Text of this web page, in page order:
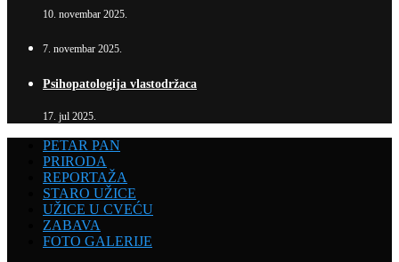
10. novembar 2025.
7. novembar 2025.
Psihopatologija vlastodržaca
17. jul 2025.
PETAR PAN
PRIRODA
REPORTAŽA
STARO UŽICE
UŽICE U CVEĆU
ZABAVA
FOTO GALERIJE